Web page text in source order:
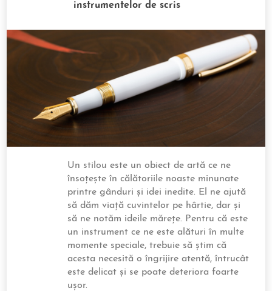
instrumentelor de scris
Un stilou este un obiect de artă ce ne
însoțește în călătoriile noaste minunate
printre gânduri și idei inedite. El ne ajută
să dăm viață cuvintelor pe hârtie, dar și
să ne notăm ideile mărețe. Pentru că este
un instrument ce ne este alături în multe
momente speciale, trebuie să știm că
acesta necesită o îngrijire atentă, întrucât
este delicat și se poate deteriora foarte
ușor.